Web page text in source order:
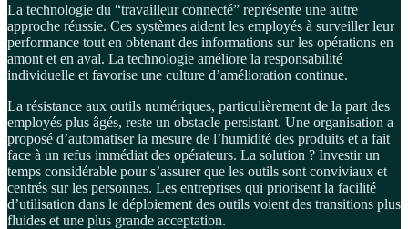
La technologie du “travailleur connecté” représente une autre
approche réussie. Ces systèmes aident les employés à surveiller leur
performance tout en obtenant des informations sur les opérations en
amont et en aval. La technologie améliore la responsabilité
individuelle et favorise une culture d’amélioration continue.
La résistance aux outils numériques, particulièrement de la part des
employés plus âgés, reste un obstacle persistant. Une organisation a
proposé d’automatiser la mesure de l’humidité des produits et a fait
face à un refus immédiat des opérateurs. La solution ? Investir un
temps considérable pour s’assurer que les outils sont conviviaux et
centrés sur les personnes. Les entreprises qui priorisent la facilité
d’utilisation dans le déploiement des outils voient des transitions plus
fluides et une plus grande acceptation.